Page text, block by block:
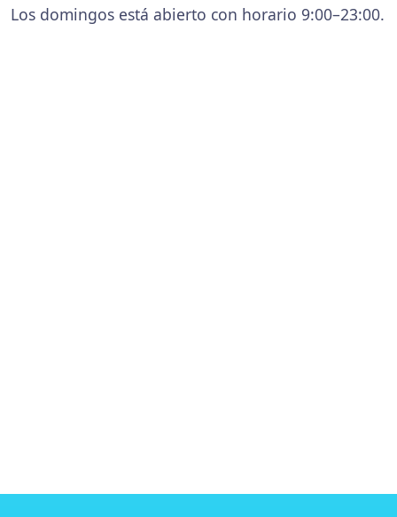
Los domingos está abierto con horario 9:00–23:00.